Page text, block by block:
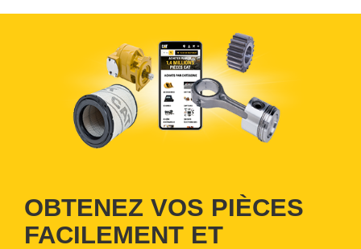
OBTENEZ VOS PIÈCES
FACILEMENT ET